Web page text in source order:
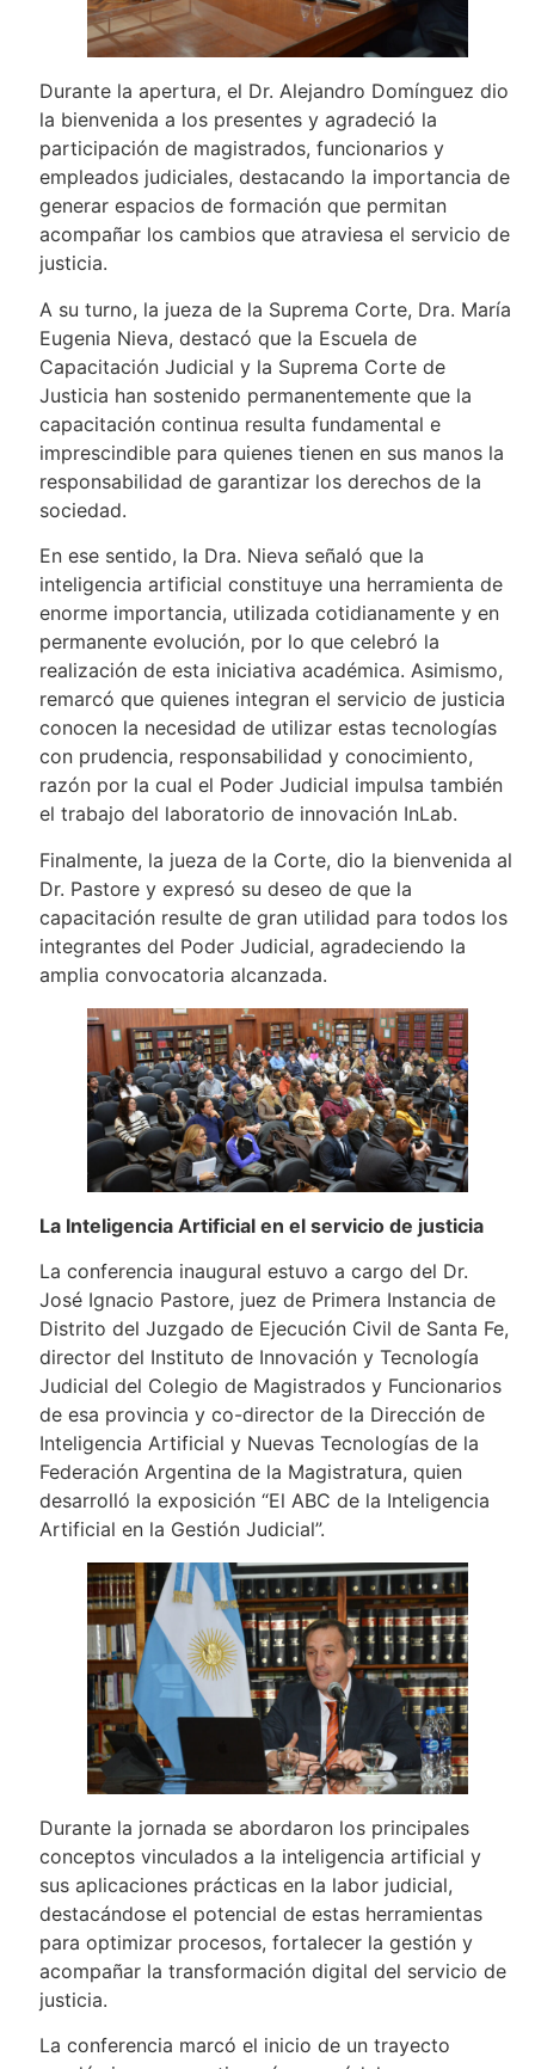
Durante la apertura, el Dr. Alejandro Domínguez dio
la bienvenida a los presentes y agradeció la
participación de magistrados, funcionarios y
empleados judiciales, destacando la importancia de
generar espacios de formación que permitan
acompañar los cambios que atraviesa el servicio de
justicia.
A su turno, la jueza de la Suprema Corte, Dra. María
Eugenia Nieva, destacó que la Escuela de
Capacitación Judicial y la Suprema Corte de
Justicia han sostenido permanentemente que la
capacitación continua resulta fundamental e
imprescindible para quienes tienen en sus manos la
responsabilidad de garantizar los derechos de la
sociedad.
En ese sentido, la Dra. Nieva señaló que la
inteligencia artificial constituye una herramienta de
enorme importancia, utilizada cotidianamente y en
permanente evolución, por lo que celebró la
realización de esta iniciativa académica. Asimismo,
remarcó que quienes integran el servicio de justicia
conocen la necesidad de utilizar estas tecnologías
con prudencia, responsabilidad y conocimiento,
razón por la cual el Poder Judicial impulsa también
el trabajo del laboratorio de innovación InLab.
Finalmente, la jueza de la Corte, dio la bienvenida al
Dr. Pastore y expresó su deseo de que la
capacitación resulte de gran utilidad para todos los
integrantes del Poder Judicial, agradeciendo la
amplia convocatoria alcanzada.
La Inteligencia Artificial en el servicio de justicia
La conferencia inaugural estuvo a cargo del Dr.
José Ignacio Pastore, juez de Primera Instancia de
Distrito del Juzgado de Ejecución Civil de Santa Fe,
director del Instituto de Innovación y Tecnología
Judicial del Colegio de Magistrados y Funcionarios
de esa provincia y co-director de la Dirección de
Inteligencia Artificial y Nuevas Tecnologías de la
Federación Argentina de la Magistratura, quien
desarrolló la exposición “El ABC de la Inteligencia
Artificial en la Gestión Judicial”.
Durante la jornada se abordaron los principales
conceptos vinculados a la inteligencia artificial y
sus aplicaciones prácticas en la labor judicial,
destacándose el potencial de estas herramientas
para optimizar procesos, fortalecer la gestión y
acompañar la transformación digital del servicio de
justicia.
La conferencia marcó el inicio de un trayecto